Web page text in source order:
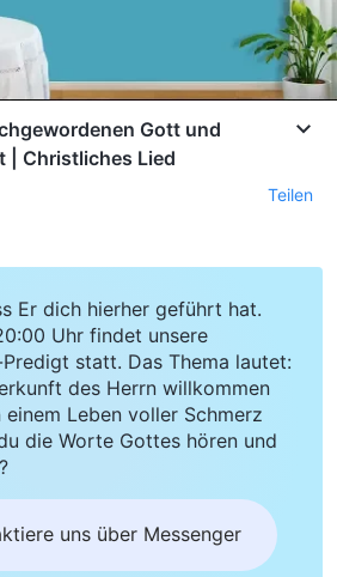
Gott und
| Christliches Lied
Teilen
Er dich hierher geführt hat.
Uhr findet unsere
statt. Das Thema lautet:
des Herrn willkommen
Leben voller Schmerz
die Worte Gottes hören und
uns über Messenger